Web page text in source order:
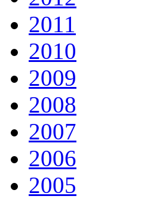
2011
2010
2009
2008
2007
2006
2005